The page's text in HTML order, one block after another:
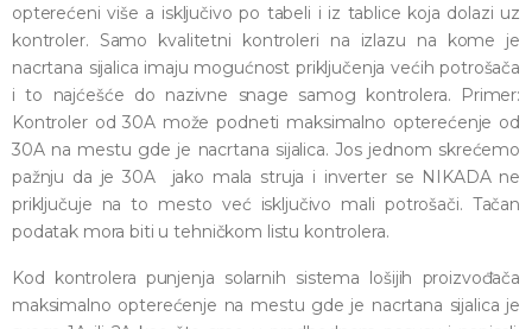
opterećeni više a isključivo po tabeli i iz tablice koja dolazi uz
kontroler. Samo kvalitetni kontroleri na izlazu na kome je
nacrtana sijalica imaju mogućnost priključenja većih potrošača
i to najćešće do nazivne snage samog kontrolera. Primer:
Kontroler od 30A može podneti maksimalno opterećenje od
30A na mestu gde je nacrtana sijalica. Jos jednom skrećemo
pažnju da je 30A jako mala struja i inverter se NIKADA ne
priključuje na to mesto već isključivo mali potrošači. Tačan
podatak mora biti u tehničkom listu kontrolera.
Kod kontrolera punjenja solarnih sistema lošijih proizvođača
maksimalno opterećenje na mestu gde je nacrtana sijalica je